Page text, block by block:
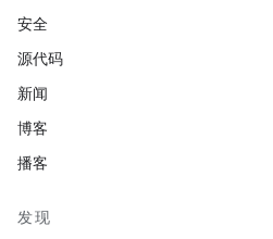
安全
源代码
新闻
博客
播客
发现